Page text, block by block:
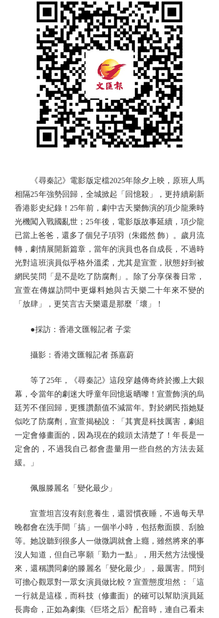
《尋秦記》電影版定檔2025年除夕上映，原班人馬
相隔25年強勢回歸，全城掀起「回憶殺」，更持續刷新
香港影史紀錄！25年前，劇中古天樂飾演的項少龍乘時
光機闖入戰國亂世；25年後，電影版故事延續，項少龍
已當上爸爸，還多了個兒子項羽（朱鑑然 飾）。歲月流
轉，劇情展開新篇章，當年的演員也各自成長，不過時
光對這班演員似乎格外溫柔，尤其是宣萱，狀態好到被
網民笑問「是不是吃了防腐劑」。除了分享保養日常，
宣萱在傳媒訪問中更爆料她與古天樂二十年來不變的
「放肆」，更笑言古天樂還是那麼「壞」！
●採訪：香港文匯報記者 子棠
攝影：香港文匯報記者 孫嘉蔚
等了25年，《尋秦記》這段穿越傳奇終於搬上大銀
幕，令當年的劇迷大呼童年回憶返晒嚟！宣萱飾演的烏
廷芳不僅回歸，更獲讚顏值不減當年。對於網民指她疑
似吃了防腐劑，宣萱揭秘說：「其實是科技厲害，劇組
一定會修畫面的，因為現在的鏡頭太清楚了！年長是一
定會的，不過我自己都會盡量用一些自然的方法去延
緩。」
佩服滕麗名「變化最少」
宣萱坦言沒有刻意養生，還習慣夜睡，不過每天早
晚都會在洗手間「搞」一個半小時，包括敷面膜、刮臉
等。她說聽到很多人一做微調就會上癮，雖然將來的事
沒人知道，但自己寧願「勤力一點」，用天然方法慢慢
來，還稱讚同劇的滕麗名「變化最少」，最厲害。問到
可擔心觀眾對一眾女演員做比較？宣萱態度坦然：「這
一行就是這樣，而科技（修畫面）的確可以幫助演員延
長壽命，正如為劇集《巨塔之后》配音時，連自己看未